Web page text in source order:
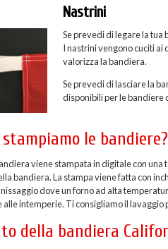
Nastrini
Se prevedi di legare la tua
I nastrini vengono cuciti ai
valorizza la bandiera.
Se prevedi di lasciare la
disponibili per le bandiere
stampiamo le bandiere?
viene stampata in digitale con una
bandiera. La stampa viene fatta con
dove un forno ad alta
alle intemperie. Ti consigliamo il lavaggio
della bandiera